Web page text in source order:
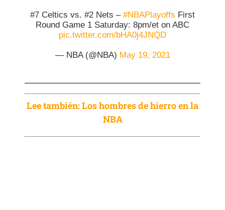
#7 Celtics vs. #2 Nets – #NBAPlayoffs First
Round Game 1 Saturday: 8pm/et on ABC
pic.twitter.com/bHA0j4JNQD
— NBA (@NBA) May 19, 2021
Lee también: Los hombres de hierro en la
NBA